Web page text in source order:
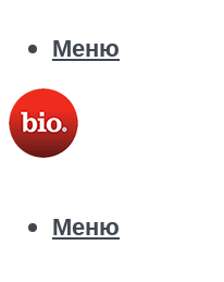
Меню
Меню